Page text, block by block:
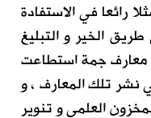
رائعا في الاستفادة
الخير و التبليغ
معارف جمة استطاعت
نشر تلك المعارف ، و
العلمي و تنوير